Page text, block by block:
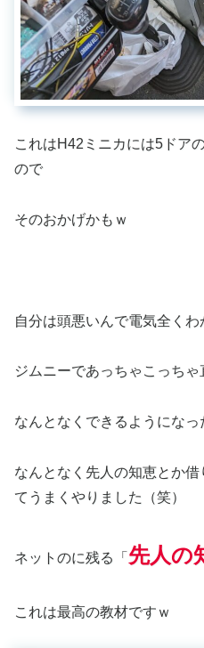
これはH42ミニカには5ドア
ので
そのおかげかもｗ
自分は頭悪いんで電気全く
ジムニーであっちゃこっち
なんとなくできるようにな
なんとなく先人の知恵とか
てうまくやりました（笑）
ネットのに残る「 先人の
これは最高の教材ですｗ